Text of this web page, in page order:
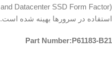
استفاده در سرورها بهینه شده است.
Part Number:P61183-B21